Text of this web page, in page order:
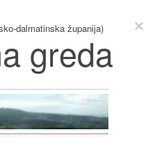
dalmatinska županija)
greda